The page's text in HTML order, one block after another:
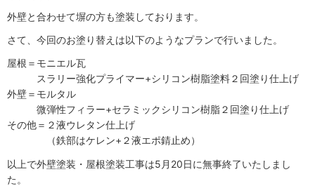
外壁と合わせて塀の方も塗装しております。
さて、今回のお塗り替えは以下のようなプランで行いました。
屋根＝モニエル瓦
スラリー強化プライマー+シリコン樹脂塗料２回塗り仕上げ
外壁＝モルタル
微弾性フィラー+セラミックシリコン樹脂２回塗り仕上げ
その他＝２液ウレタン仕上げ
（鉄部はケレン+２液エポ錆止め）
以上で外壁塗装・屋根塗装工事は5月20日に無事終了いたしまし
た。